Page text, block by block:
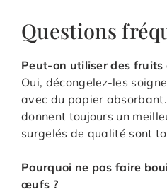
Questions
Peut-on utiliser des fruits
Oui, décongelez-les
avec du papier
donnent toujours un
surgelés de qualité sont
Pourquoi ne pas faire
œufs ?